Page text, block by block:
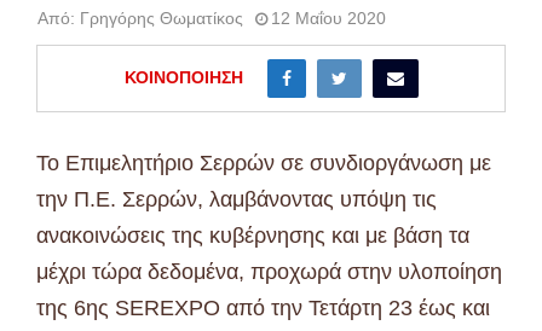
Από: Γρηγόρης Θωματίκος 12 Μαΐου 2020
ΚΟΙΝΟΠΟΊΗΣΗ
Το Επιμελητήριο Σερρών σε συνδιοργάνωση με
την Π.Ε. Σερρών, λαμβάνοντας υπόψη τις
ανακοινώσεις της κυβέρνησης και με βάση τα
μέχρι τώρα δεδομένα, προχωρά στην υλοποίηση
της 6ης SEREXPO από την Τετάρτη 23 έως και